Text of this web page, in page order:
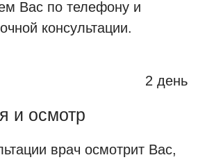
препараты.
лечится медикаментами,
хирургическим
два варианта
– открытым
Вас по телефону и
консультации.
2 день
и осмотр
врач осмотрит Вас,